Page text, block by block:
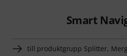
Smart
till produktgrupp Splitter,